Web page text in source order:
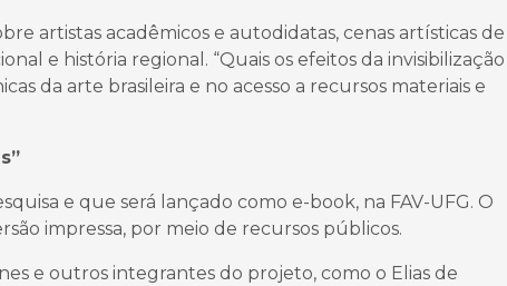
artistas acadêmicos e autodidatas, cenas artísticas de
e história regional. “Quais os efeitos da invisibilização
da arte brasileira e no acesso a recursos materiais e
e que será lançado como e-book, na FAV-UFG. O
impressa, por meio de recursos públicos.
e outros integrantes do projeto, como o Elias de